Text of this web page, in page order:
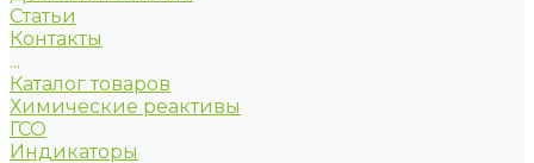
Статьи
Контакты
...
Каталог товаров
Химические реактивы
ГСО
Индикаторы